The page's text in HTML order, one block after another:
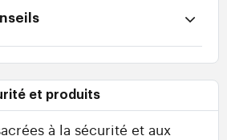
et produits
à la sécurité et aux